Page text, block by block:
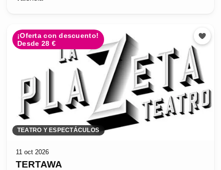
¡Oferta con descuento!
Desde 28 €
TEATRO Y ESPECTÁCULOS
11 oct 2026
TERTAWA